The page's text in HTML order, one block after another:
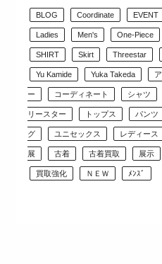
BLOG Coordinate EVENT
Ladies Men's One-Piece
SHIRT Skirt Threestar
Yu Kamide Yuka Takeda
ー コーディネート シャツ
リースター トップス パンツ
グ ユニセックス レディース
展 古着 古着買取 展示
買取強化 ＮＥＷ ﾒﾝｽﾞ